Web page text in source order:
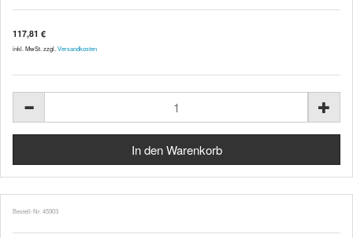
117,81 €
inkl. MwSt. zzgl. Versandkosten
Bestell-Nr. 45903